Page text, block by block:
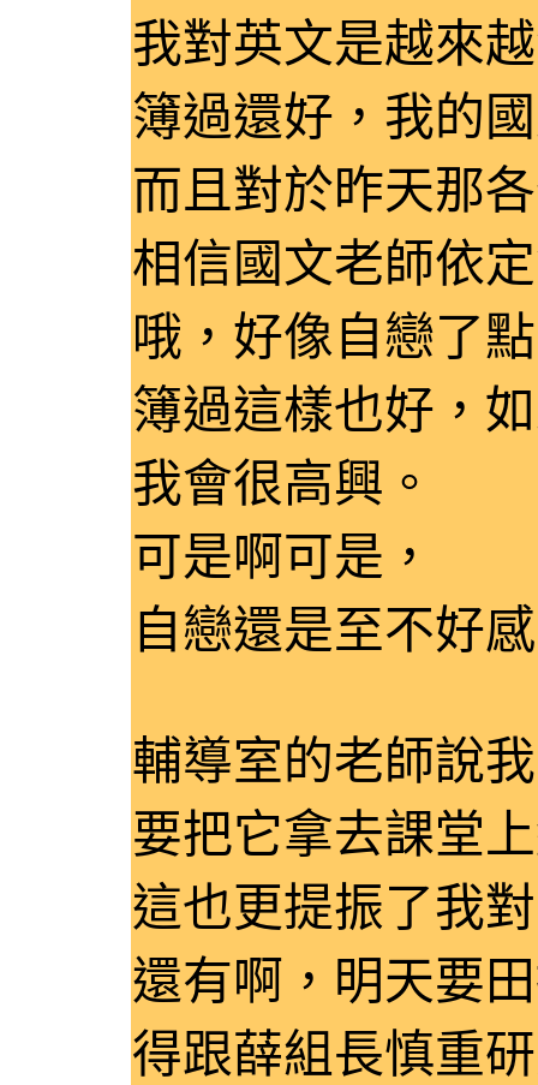
我對英文是越來
簿過還好，我的
而且對於昨天那
相信國文老師依
哦，好像自戀了
簿過這樣也好，
我會很高興。
可是啊可是，
自戀還是至不好
輔導室的老師說
要把它拿去課堂
這也更提振了我
還有啊，明天要
得跟薛組長慎重